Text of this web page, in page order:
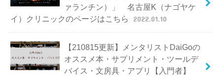
ァランチン）」 名古屋K（ナゴヤケ
イ）クリニックのページはこちら
2022.01.10
【210815更新】メンタリストDaiGoの
オススメ本・サプリメント・ツールデ
バイス・文房具・アプリ【入門者】